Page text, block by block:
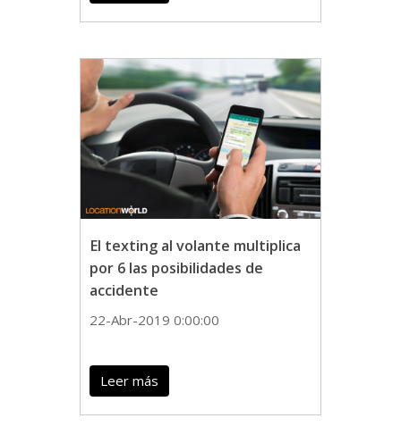
El texting al volante multiplica
por 6 las posibilidades de
accidente
22-Abr-2019 0:00:00
Leer más